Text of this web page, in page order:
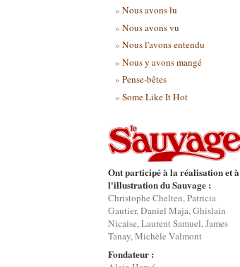
Nous avons lu
Nous avons vu
Nous l'avons entendu
Nous y avons mangé
Pense-bêtes
Some Like It Hot
Ont participé à la réalisation et à
l'illustration du Sauvage :
Christophe Chelten, Patricia
Gautier, Daniel Maja, Ghislain
Nicaise, Laurent Samuel, James
Tanay, Michèle Valmont
Fondateur :